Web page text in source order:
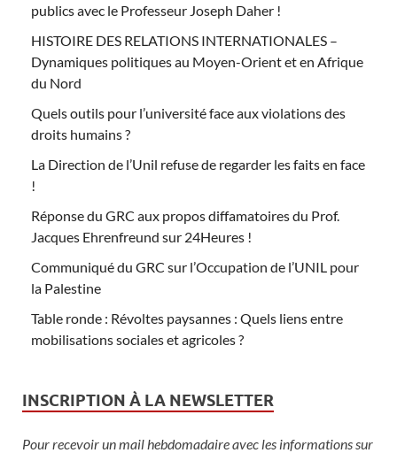
publics avec le Professeur Joseph Daher !
HISTOIRE DES RELATIONS INTERNATIONALES –
Dynamiques politiques au Moyen-Orient et en Afrique
du Nord
Quels outils pour l’université face aux violations des
droits humains ?
La Direction de l’Unil refuse de regarder les faits en face
!
Réponse du GRC aux propos diffamatoires du Prof.
Jacques Ehrenfreund sur 24Heures !
Communiqué du GRC sur l’Occupation de l’UNIL pour
la Palestine
Table ronde : Révoltes paysannes : Quels liens entre
mobilisations sociales et agricoles ?
INSCRIPTION À LA NEWSLETTER
Pour recevoir un mail hebdomadaire avec les informations sur